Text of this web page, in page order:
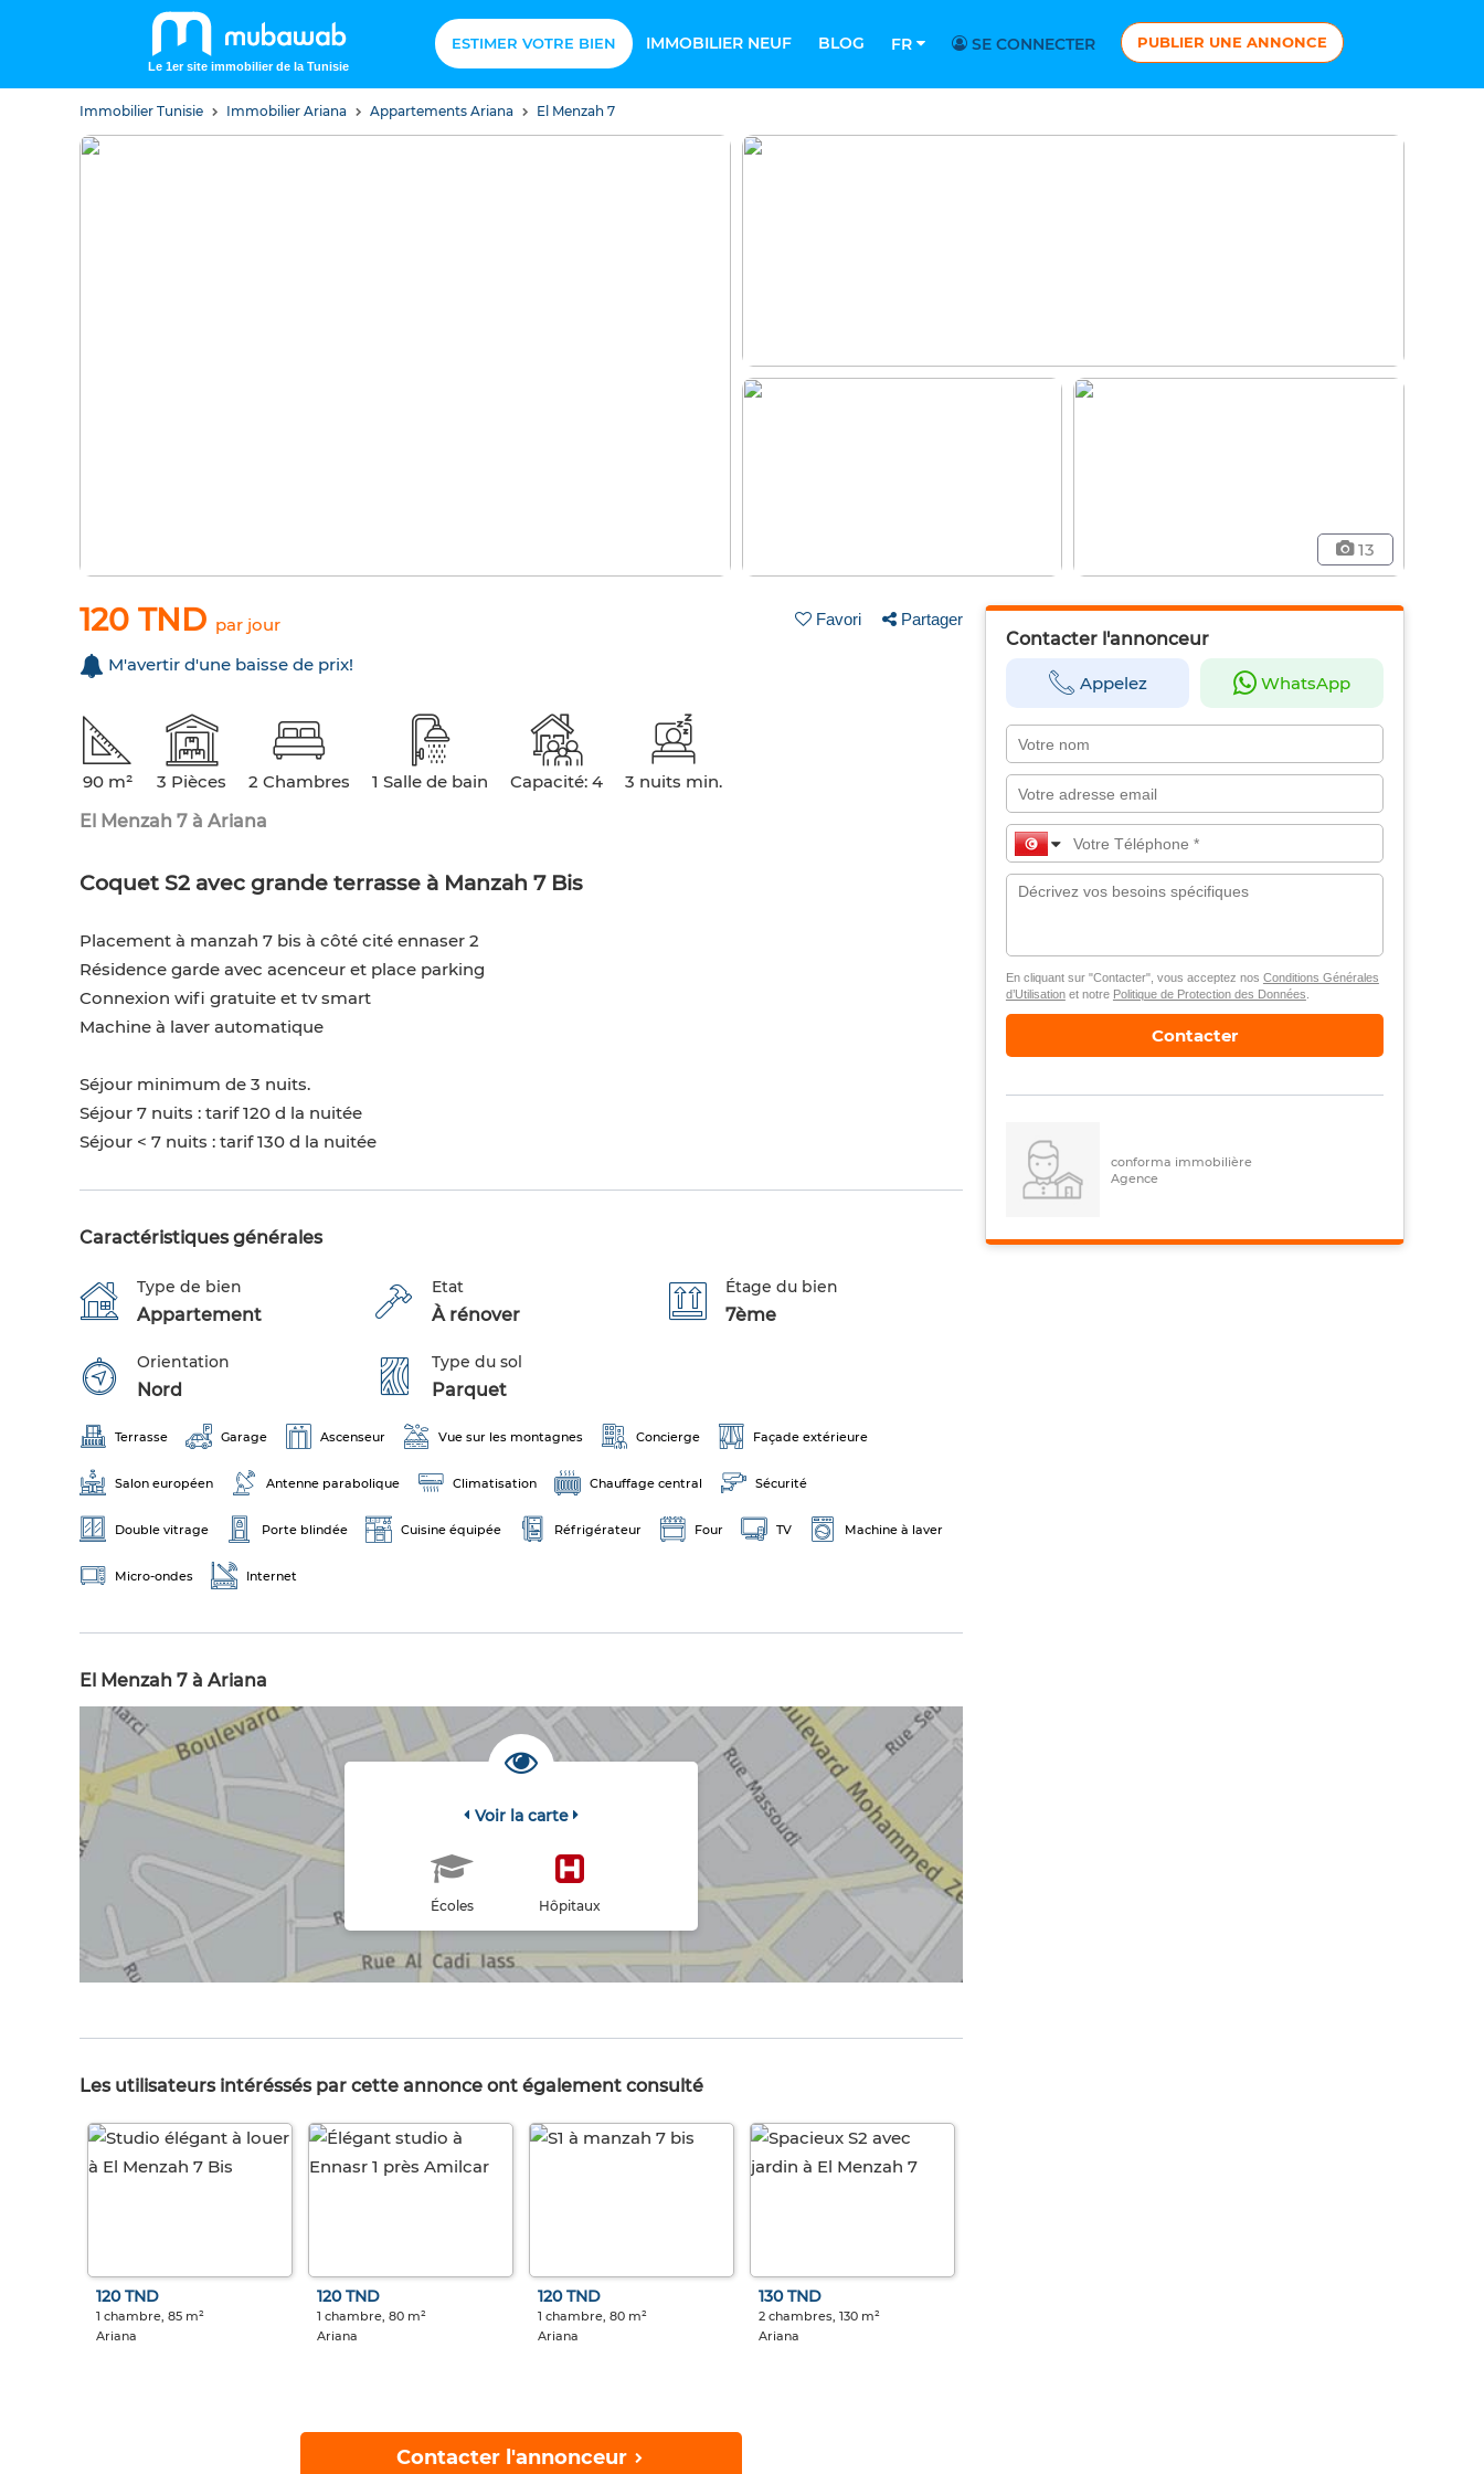
Le 1er site immobilier de la Tunisie
ESTIMER VOTRE BIEN IMMOBILIER NEUF BLOG FR SE CONNECTER PUBLIER UNE ANNONCE
Immobilier Tunisie Immobilier Ariana Appartements Ariana El Menzah 7
13
120 TND par jour Favori Partager
M'avertir d'une baisse de prix!
90 m² 3 Pièces 2 Chambres 1 Salle de bain Capacité: 4
3 nuits min.
El Menzah 7 à Ariana
Coquet S2 avec grande terrasse à Manzah 7 Bis
Placement à manzah 7 bis à côté cité ennaser 2
Résidence garde avec acenceur et place parking
Connexion wifi gratuite et tv smart
Machine à laver automatique
Séjour minimum de 3 nuits.
Séjour 7 nuits : tarif 120 d la nuitée
Séjour < 7 nuits : tarif 130 d la nuitée
Caractéristiques générales
Type de bien
Appartement
Etat
À rénover
Étage du bien
7ème
Orientation
Nord
Type du sol
Parquet
Terrasse Garage Ascenseur Vue sur les montagnes Concierge Façade extérieure
Salon européen Antenne parabolique Climatisation Chauffage central Sécurité
Double vitrage Porte blindée Cuisine équipée Réfrigérateur Four TV Machine à laver
Micro-ondes Internet
El Menzah 7 à Ariana
Voir la carte
Écoles Hôpitaux
Les utilisateurs intéréssés par cette annonce ont également consulté
120 TND
1 chambre, 85 m²
Ariana
120 TND
1 chambre, 80 m²
Ariana
120 TND
1 chambre, 80 m²
Ariana
130 TND
2 chambres, 130 m²
Ariana
Contacter l'annonceur
Contacter l'annonceur
Appelez WhatsApp
En cliquant sur "Contacter", vous acceptez nos Conditions Générales
d’Utilisationet notre Politique de Protection des Données
Contacter
conforma immobilière
Agence